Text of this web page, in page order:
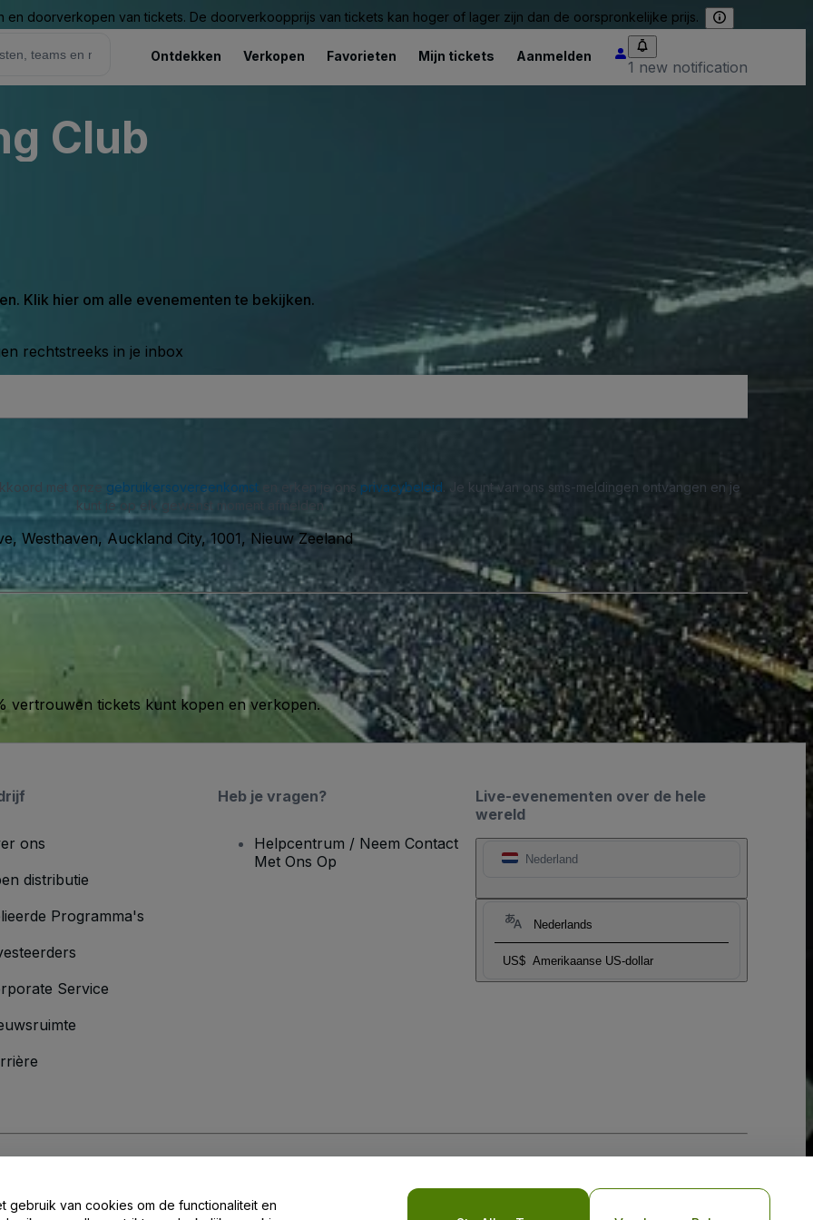
doorverkopen van tickets. De doorverkoopprijs van tickets kan hoger of lager zijn dan de oorspronkelijke prijs.
Ontdekken Verkopen Favorieten Mijn tickets Aanmelden
1 new notification
Club
Klik hier om alle evenementen te bekijken.
rechtstreeks in je inbox
met onze gebruikersovereenkomst en erken je ons privacybeleid
. Je kunt van ons sms-meldingen ontvangen en je
kunt je op elk gewenst moment afmelden.
Westhaven, Auckland City, 1001, Nieuw Zeeland
vertrouwen tickets kunt kopen en verkopen.
Live-evenementen over de hele
wereld
Nederland
Nederlands
US$ Amerikaanse US-dollar
ons
distributie
Programma's
Service
Heb je vragen?
Helpcentrum / Neem Contact
Met Ons Op
privacybeleid voor mobiel
gebruik van cookies om de functionaliteit en